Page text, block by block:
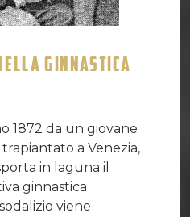
GINNASTICA
1872 da un giovane
a Venezia,
in laguna il
ginnastica
viene